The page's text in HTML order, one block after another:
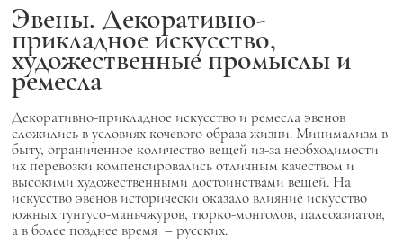
Эвены. Декоративно-
прикладное искусство,
художественные промыслы и
ремесла
Декоративно-прикладное искусство и ремесла эвенов
сложились в условиях кочевого образа жизни. Минимализм в
быту, ограниченное количество вещей из-за необходимости
их перевозки компенсировались отличным качеством и
высокими художественными достоинствами вещей. На
искусство эвенов исторически оказало влияние искусство
южных тунгусо-маньчжуров, тюрко-монголов, палеоазиатов,
а в более позднее время – русских.